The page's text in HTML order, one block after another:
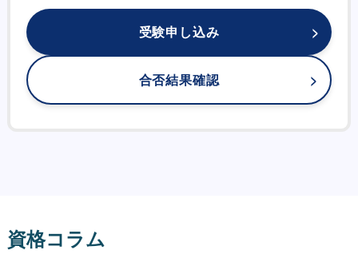
受験申し込み
合否結果確認
資格コラム